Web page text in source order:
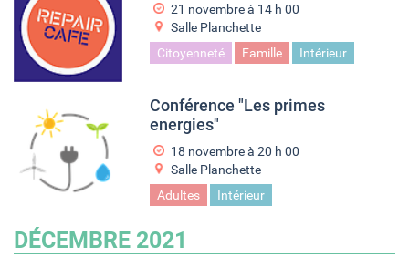
21 novembre à 14 h 00
Salle Planchette
Citoyenneté
Famille Intérieur
Conférence "Les primes
energies"
18 novembre à 20 h 00
Salle Planchette
Adultes
Intérieur
DÉCEMBRE 2021